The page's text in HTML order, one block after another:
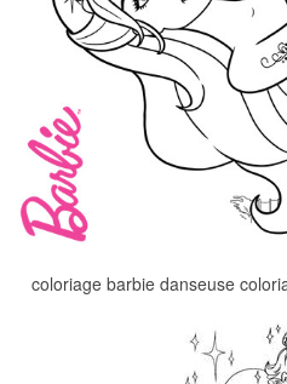
coloriage barbie danseuse